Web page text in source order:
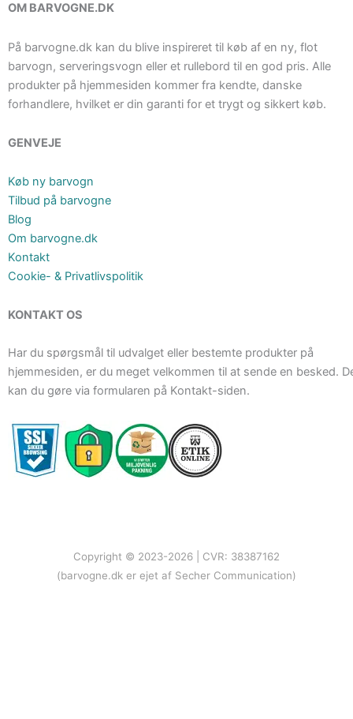
OM BARVOGNE.DK
På barvogne.dk kan du blive inspireret til køb af en ny, flot
barvogn, serveringsvogn eller et rullebord til en god pris. Alle
produkter på hjemmesiden kommer fra kendte, danske
forhandlere, hvilket er din garanti for et trygt og sikkert køb.
GENVEJE
Køb ny barvogn
Tilbud på barvogne
Blog
Om barvogne.dk
Kontakt
Cookie- & Privatlivspolitik
KONTAKT OS
Har du spørgsmål til udvalget eller bestemte produkter på
hjemmesiden, er du meget velkommen til at sende en besked.
kan du gøre via formularen på Kontakt-siden.
Copyright © 2023-2026 | CVR: 38387162
(barvogne.dk er ejet af Secher Communication)